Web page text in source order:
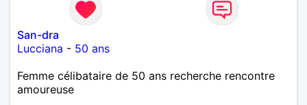
San-dra
Lucciana - 50 ans
Femme célibataire de 50 ans recherche rencontre
amoureuse